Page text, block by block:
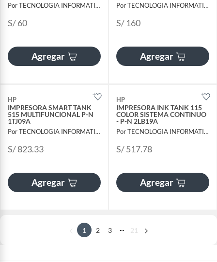
Por TECNOLOGIA INFORMATICA Y CONSULTORIA
S/ 60
Agregar
Por TECNOLOGIA INFORMATICA Y CONSULTORIA
S/ 160
Agregar
HP
IMPRESORA SMART TANK
515 MULTIFUNCIONAL P-N
1TJ09A
Por TECNOLOGIA INFORMATICA Y CONSULTORIA
S/ 823.33
Agregar
HP
IMPRESORA INK TANK 115
COLOR SISTEMA CONTINUO
- P-N 2LB19A
Por TECNOLOGIA INFORMATICA Y CONSULTORIA
S/ 517.78
Agregar
1 2 3 ... 21